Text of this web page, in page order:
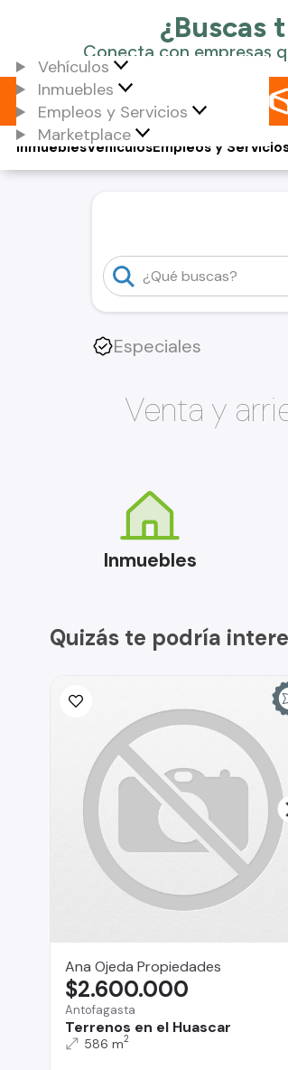
Vehículos
Inmuebles
Empleos y Servicios
Marketplace
Vehículos
Inmuebles Empleos y
Especiales
Venta y
Inmuebles
Quizás te podría
Ana Ojeda Propiedades
Antofagasta
Terrenos en el Huascar
$2.600.000
586 m2